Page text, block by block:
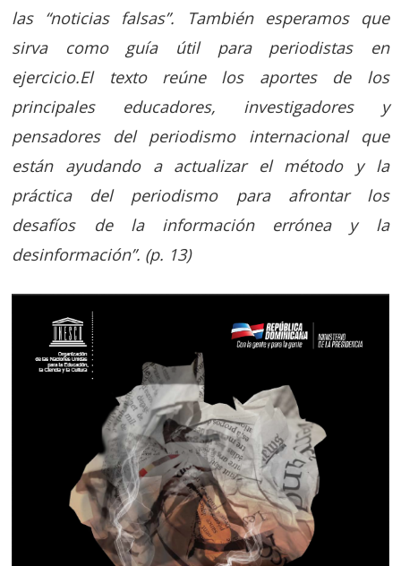
las “noticias falsas”. También esperamos que
sirva como guía útil para periodistas en
ejercicio.El texto reúne los aportes de los
principales educadores, investigadores y
pensadores del periodismo internacional que
están ayudando a actualizar el método y la
práctica del periodismo para afrontar los
desafíos de la información errónea y la
desinformación”. (p. 13)